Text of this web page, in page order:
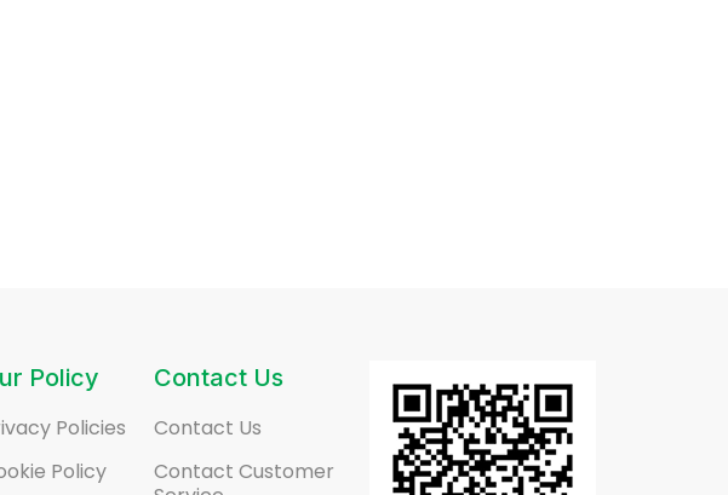
Policy
Policies
Policy
Contact Us
Contact Us
Contact Customer